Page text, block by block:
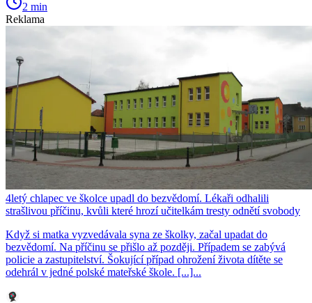
2 min
Reklama
4letý chlapec ve školce upadl do bezvědomí. Lékaři odhalili
strašlivou příčinu, kvůli které hrozí učitelkám tresty odnětí svobody
Když si matka vyzvedávala syna ze školky, začal upadat do
bezvědomí. Na příčinu se přišlo až později. Případem se zabývá
policie a zastupitelství. Šokující případ ohrožení života dítěte se
odehrál v jedné polské mateřské škole. [...]...